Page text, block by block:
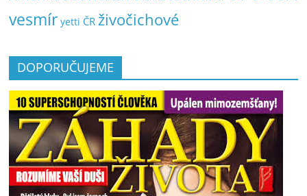
vesmír yetti ČR živočichové
DOPORUČUJEME